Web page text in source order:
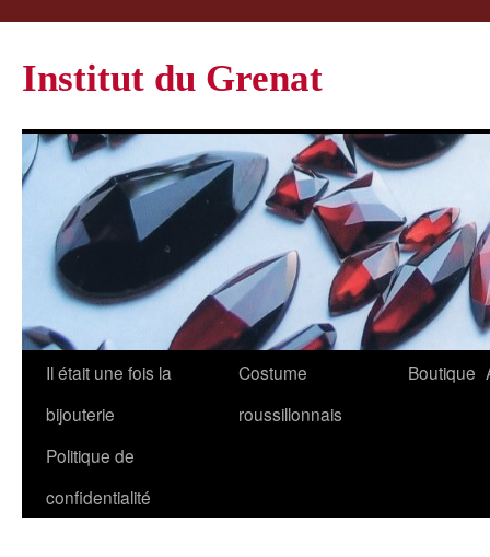
Institut du Grenat
Il était une fois la
bijouterie
Costume
roussillonnais
Boutique
Politique de
confidentialité